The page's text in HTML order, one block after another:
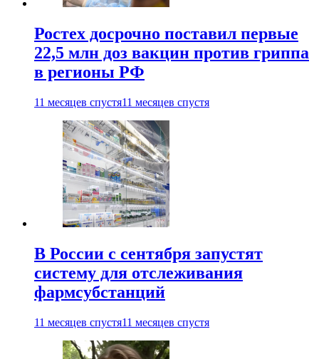
Ростех досрочно поставил первые
22,5 млн доз вакцин против гриппа
в регионы РФ
11 месяцев спустя11 месяцев спустя
В России с сентября запустят
систему для отслеживания
фармсубстанций
11 месяцев спустя11 месяцев спустя